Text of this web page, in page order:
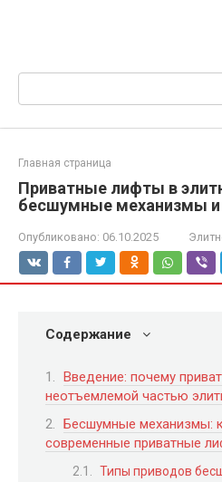
Поиск:
Главная страница
Приватные лифты в
бесшумные механизмы и
Опубликовано: 06.10.2025
Содержание
Введение: почему
неотъемлемой частью
Бесшумные механизмы:
современные приватные
Типы приводов